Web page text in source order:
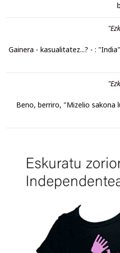
Gainera - kasualitatez...? - :
Beno, berriro, "Mizelio sakona